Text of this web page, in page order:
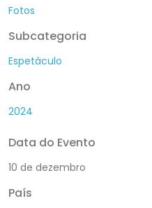
Fotos
Subcategoria
Espetáculo
Ano
2024
Data do Evento
10 de dezembro
País